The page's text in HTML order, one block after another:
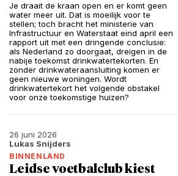
Je draait de kraan open en er komt geen
water meer uit. Dat is moeilijk voor te
stellen; toch bracht het ministerie van
Infrastructuur en Waterstaat eind april een
rapport uit met een dringende conclusie:
als Nederland zo doorgaat, dreigen in de
nabije toekomst drinkwatertekorten. En
zonder drinkwateraansluiting komen er
geen nieuwe woningen. Wordt
drinkwatertekort het volgende obstakel
voor onze toekomstige huizen?
26 juni 2026
Lukas Snijders
BINNENLAND
Leidse voetbalclub kiest